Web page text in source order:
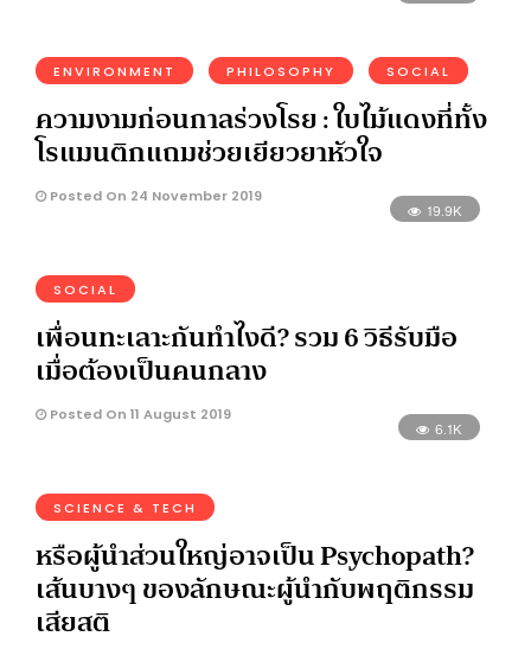
ENVIRONMENT PHILOSOPHY SOCIAL
ความงามก่อนกาลร่วงโรย : ใบไม้แดงที่ทั้ง
โรแมนติกแถมช่วยเยียวยาหัวใจ
Posted On 24 November 2019
19.9K
SOCIAL
เพื่อนทะเลาะกันทำไงดี? รวม 6 วิธีรับมือ
เมื่อต้องเป็นคนกลาง
Posted On 11 August 2019
6.1K
SCIENCE & TECH
หรือผู้นำส่วนใหญ่อาจเป็น Psychopath?
เส้นบางๆ ของลักษณะผู้นำกับพฤติกรรม
เสียสติ